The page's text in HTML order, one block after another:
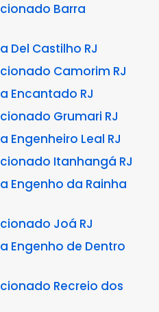
Barra
Del Castilho RJ
Camorim RJ
Encantado RJ
Grumari RJ
Engenheiro Leal RJ
Itanhangá RJ
Engenho da Rainha
Joá RJ
Engenho de Dentro
Recreio dos